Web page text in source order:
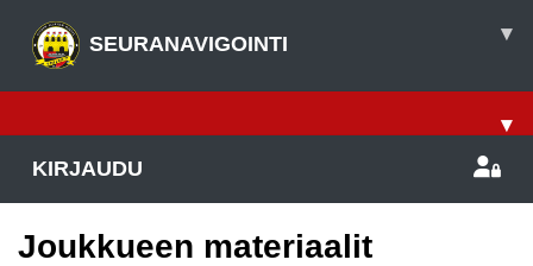
SEURANAVIGOINTI ▾
▾
KIRJAUDU
Joukkueen materiaalit